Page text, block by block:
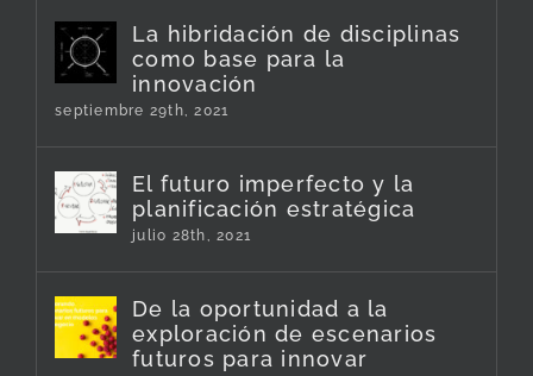
La hibridación de disciplinas
como base para la
innovación
septiembre 29th, 2021
El futuro imperfecto y la
planificación estratégica
julio 28th, 2021
De la oportunidad a la
exploración de escenarios
futuros para innovar